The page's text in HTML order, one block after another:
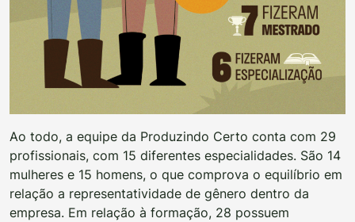
Ao todo, a equipe da Produzindo Certo conta com 29
profissionais, com 15 diferentes especialidades. São 14
mulheres e 15 homens, o que comprova o equilíbrio em
relação a representatividade de gênero dentro da
empresa. Em relação à formação, 28 possuem